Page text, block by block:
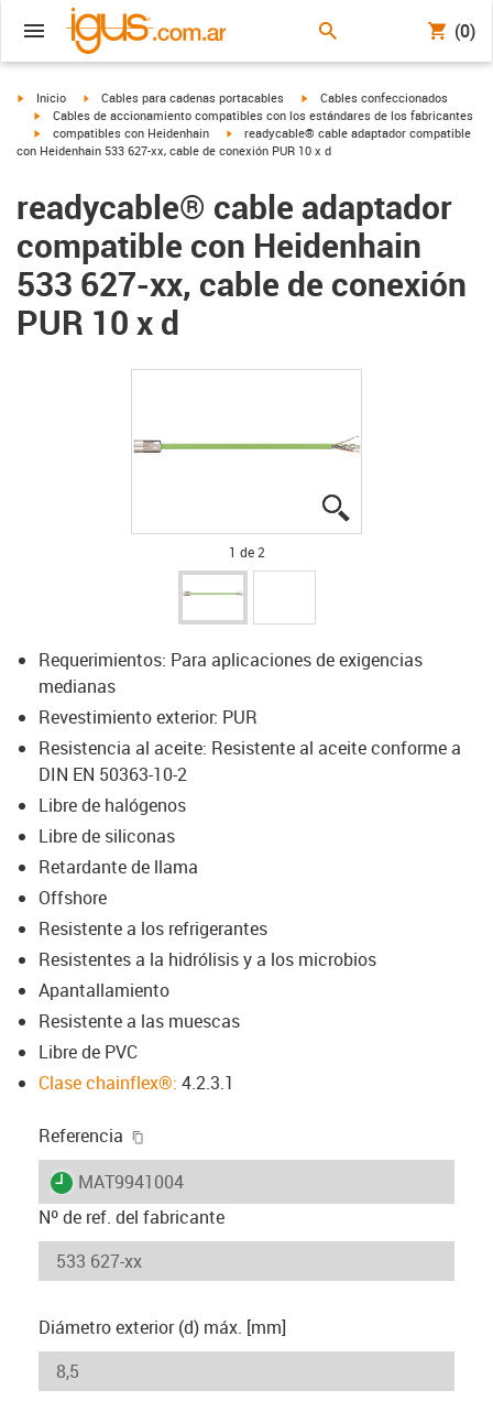
(0)
igus-icon-arrow-right
Inicio igus-icon-arrow-right
Cables para cadenas portacables igus-icon-arrow-right
Cables confeccionados
igus-icon-arrow-right
Cables de accionamiento compatibles con los estándares de los fabricantes
igus-icon-arrow-right
compatibles con Heidenhain igus-icon-arrow-right
readycable® cable adaptador compatible
con Heidenhain 533 627-xx, cable de conexión PUR 10 x d
readycable® cable adaptador
compatible con Heidenhain
533 627-xx, cable de conexión
PUR 10 x d
1 de 2
Requerimientos: Para aplicaciones de exigencias
medianas
Revestimiento exterior: PUR
Resistencia al aceite: Resistente al aceite conforme a
DIN EN 50363-10-2
Libre de halógenos
Libre de siliconas
Retardante de llama
Offshore
Resistente a los refrigerantes
Resistentes a la hidrólisis y a los microbios
Apantallamiento
Resistente a las muescas
Libre de PVC
Clase chainflex®: 4.2.3.1
Referencia
igus-icon-lieferzeit
MAT9941004
Nº de ref. del fabricante
Diámetro exterior (d) máx. [mm]